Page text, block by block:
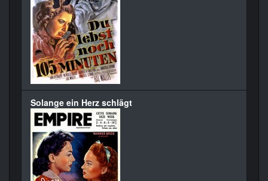
Solange ein Herz schlägt